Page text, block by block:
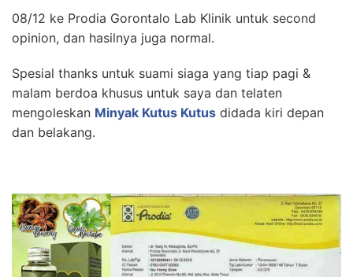
08/12 ke Prodia Gorontalo Lab Klinik untuk second
opinion, dan hasilnya juga normal.
Spesial thanks untuk suami siaga yang tiap pagi &
malam berdoa khusus untuk saya dan telaten
mengoleskan Minyak Kutus Kutus didada kiri depan
dan belakang.